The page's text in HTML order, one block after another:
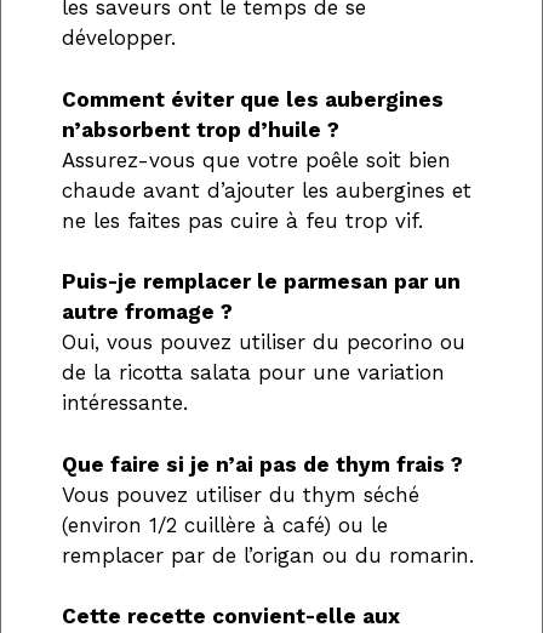
les saveurs ont le temps de se
développer.
Comment éviter que les aubergines
n’absorbent trop d’huile ?
Assurez-vous que votre poêle soit bien
chaude avant d’ajouter les aubergines et
ne les faites pas cuire à feu trop vif.
Puis-je remplacer le parmesan par un
autre fromage ?
Oui, vous pouvez utiliser du pecorino ou
de la ricotta salata pour une variation
intéressante.
Que faire si je n’ai pas de thym frais ?
Vous pouvez utiliser du thym séché
(environ 1/2 cuillère à café) ou le
remplacer par de l’origan ou du romarin.
Cette recette convient-elle aux